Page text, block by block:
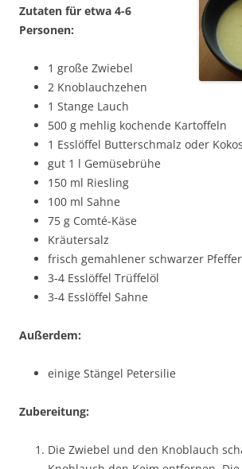
Zutaten für etwa 4-6
Personen:
1 große Zwiebel
2 Knoblauchzehen
1 Stange Lauch
500 g mehlig kochende Kartoffeln
1 Esslöffel Butterschmalz oder
gut 1 l Gemüsebrühe
150 ml Riesling
100 ml Sahne
75 g Comté-Käse
Kräutersalz
frisch gemahlener schwarzer Pfeffer
3-4 Esslöffel Trüffelöl
3-4 Esslöffel Sahne
Außerdem:
einige Stängel Petersilie
Zubereitung:
Die Zwiebel und den Knoblauch